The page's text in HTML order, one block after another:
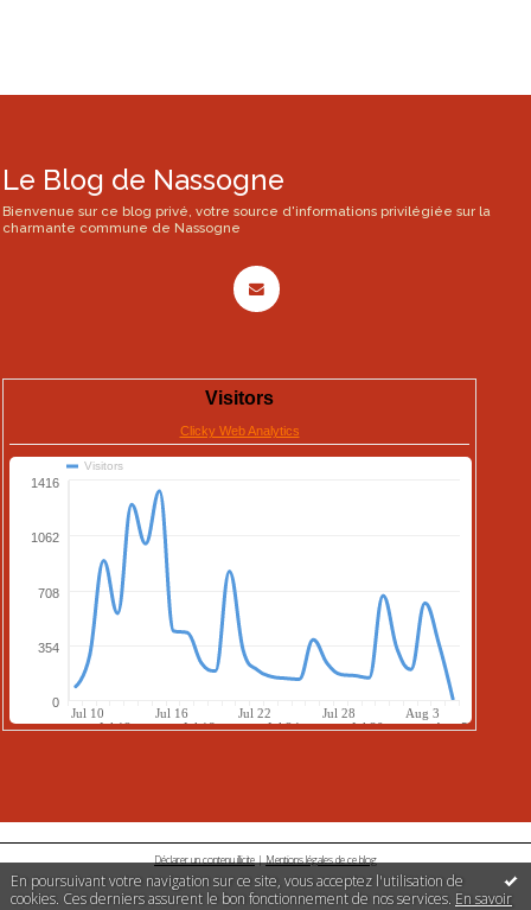
En poursuivant votre navigation sur ce site, vous acceptez l'utilisation de
cookies. Ces derniers assurent le bon fonctionnement de nos services. En savoir
Le Blog de Nassogne
Bienvenue sur ce blog privé, votre source d'informations privilégiée sur la
charmante commune de Nassogne
Déclarer un contenu illicite | Mentions légales de ce blog